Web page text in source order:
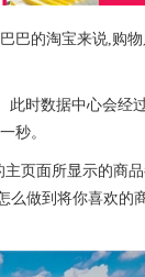
巴的淘宝来说,购
此时数据中心会经
秒。
页面所显示的商
么做到将你喜欢的